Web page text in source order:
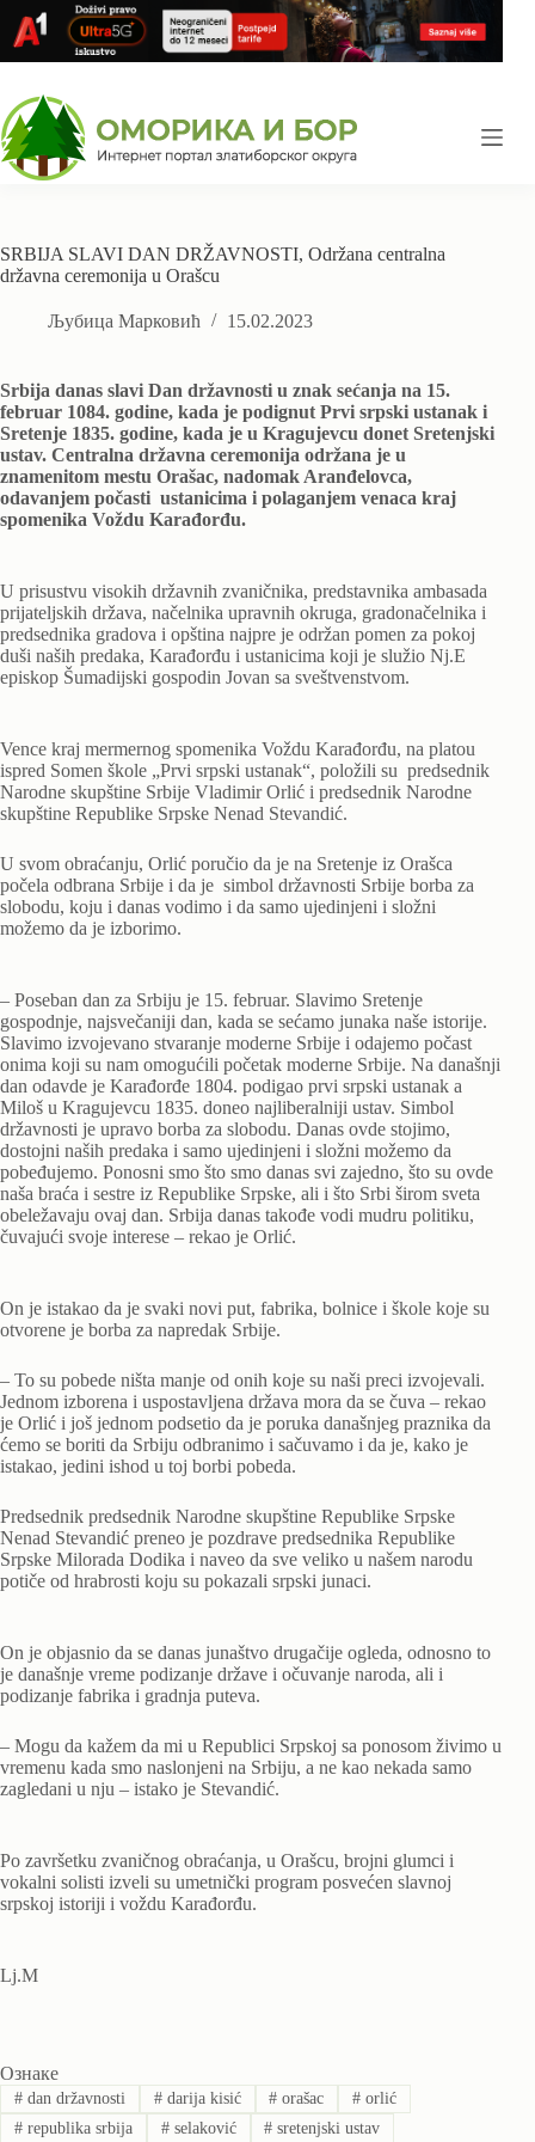
content
SRBIJA SLAVI DAN DRŽAVNOSTI, Održana centralna
državna ceremonija u Orašcu
Љубица Марковић 15.02.2023
Srbija danas slavi Dan državnosti u znak sećanja na 15.
februar 1084. godine, kada je podignut Prvi srpski ustanak i
Sretenje 1835. godine, kada je u Kragujevcu donet Sretenjski
ustav. Centralna državna ceremonija održana je u
znamenitom mestu Orašac, nadomak Aranđelovca,
odavanjem počasti ustanicima i polaganjem venaca kraj
spomenika Voždu Karađorđu.
U prisustvu visokih državnih zvaničnika, predstavnika ambasada
prijateljskih država, načelnika upravnih okruga, gradonačelnika i
predsednika gradova i opština najpre je održan pomen za pokoj
duši naših predaka, Karađorđu i ustanicima koji je služio Nj.E
episkop Šumadijski gospodin Jovan sa sveštvenstvom.
Vence kraj mermernog spomenika Voždu Karađorđu, na platou
ispred Somen škole „Prvi srpski ustanak“, položili su predsednik
Narodne skupštine Srbije Vladimir Orlić i predsednik Narodne
skupštine Republike Srpske Nenad Stevandić.
U svom obraćanju, Orlić poručio da je na Sretenje iz Orašca
počela odbrana Srbije i da je simbol državnosti Srbije borba za
slobodu, koju i danas vodimo i da samo ujedinjeni i složni
možemo da je izborimo.
– Poseban dan za Srbiju je 15. februar. Slavimo Sretenje
gospodnje, najsvečaniji dan, kada se sećamo junaka naše istorije.
Slavimo izvojevano stvaranje moderne Srbije i odajemo počast
onima koji su nam omogućili početak moderne Srbije. Na današnji
dan odavde je Karađorđe 1804. podigao prvi srpski ustanak a
Miloš u Kragujevcu 1835. doneo najliberalniji ustav. Simbol
državnosti je upravo borba za slobodu. Danas ovde stojimo,
dostojni naših predaka i samo ujedinjeni i složni možemo da
pobeđujemo. Ponosni smo što smo danas svi zajedno, što su ovde
naša braća i sestre iz Republike Srpske, ali i što Srbi širom sveta
obeležavaju ovaj dan. Srbija danas takođe vodi mudru politiku,
čuvajući svoje interese – rekao je Orlić.
On je istakao da je svaki novi put, fabrika, bolnice i škole koje su
otvorene je borba za napredak Srbije.
– To su pobede ništa manje od onih koje su naši preci izvojevali.
Jednom izborena i uspostavljena država mora da se čuva – rekao
je Orlić i još jednom podsetio da je poruka današnjeg praznika da
ćemo se boriti da Srbiju odbranimo i sačuvamo i da je, kako je
istakao, jedini ishod u toj borbi pobeda.
Predsednik predsednik Narodne skupštine Republike Srpske
Nenad Stevandić preneo je pozdrave predsednika Republike
Srpske Milorada Dodika i naveo da sve veliko u našem narodu
potiče od hrabrosti koju su pokazali srpski junaci.
On je objasnio da se danas junaštvo drugačije ogleda, odnosno to
je današnje vreme podizanje države i očuvanje naroda, ali i
podizanje fabrika i gradnja puteva.
– Mogu da kažem da mi u Republici Srpskoj sa ponosom živimo u
vremenu kada smo naslonjeni na Srbiju, a ne kao nekada samo
zagledani u nju – istako je Stevandić.
Po završetku zvaničnog obraćanja, u Orašcu, brojni glumci i
vokalni solisti izveli su umetnički program posvećen slavnoj
srpskoj istoriji i voždu Karađorđu.
Lj.M
Ознаке
#dan državnosti #darija kisić # orašac # orlić
#republika srbija #selaković # sretenjski ustav